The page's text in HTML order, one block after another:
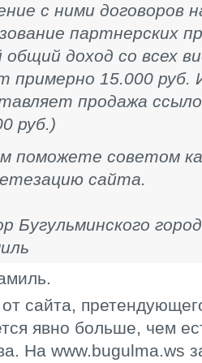
с ними договоров
партнерских
доход со всех
примерно 15.000 руб.
продажа
руб.)
поможете советом
сайта.
Бугульминского
сайта,
явно больше, чем
На www.bugulma.ws